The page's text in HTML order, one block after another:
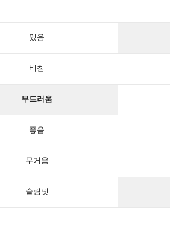
있음
비침
부드러움
좋음
무거움
슬림핏